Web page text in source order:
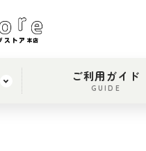
ご利用ガイド
GUIDE